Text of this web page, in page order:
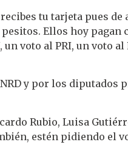
tu tarjeta pues
Ellos hoy
voto al PRI, un voto al
y por los diputados
Rubio, Luisa
estén pidiendo el